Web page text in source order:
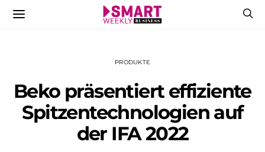
PRODUKTE
Beko präsentiert effiziente
Spitzentechnologien auf
der IFA 2022